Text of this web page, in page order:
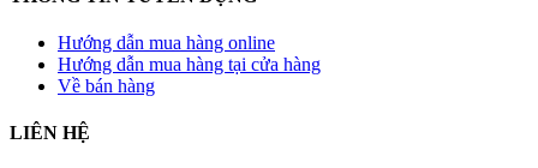
Hướng dẫn mua hàng online
Hướng dẫn mua hàng tại cửa hàng
Về bán hàng
LIÊN HỆ